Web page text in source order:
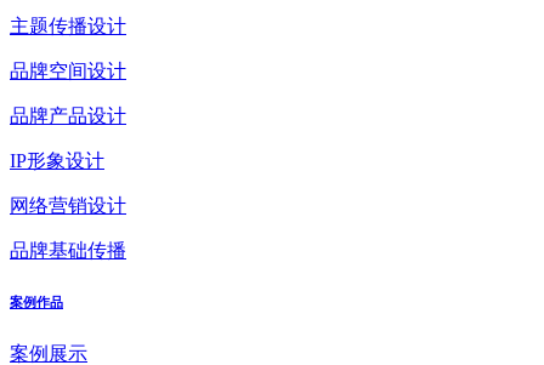
主题传播设计
品牌空间设计
品牌产品设计
IP形象设计
网络营销设计
品牌基础传播
案例作品
案例展示